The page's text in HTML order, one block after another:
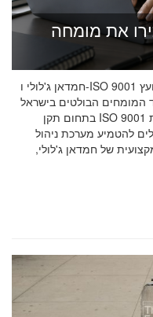
את מומחה
חמדאן ג'לולי ו-ISO 9001 ב-2026: מה חובה לדעת לפני שבוחרים יועץ
המומחים הבולטים בישראל
בתחום תקן ISO 9001 וניהול איכות, עם ניסיון מוכח בליווי עשרות
להטמיע מערכת ניהול
הגישה המקצועית של חמדאן ג'לולי,